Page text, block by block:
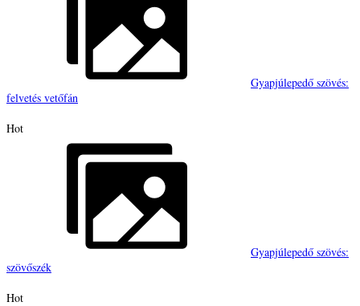
Gyapjúlepedő szövés:
felvetés vetőfán
Hot
Gyapjúlepedő szövés:
szövőszék
Hot